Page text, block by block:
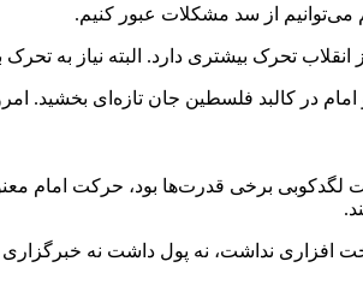
می‌توانیم از سد مشکلات عبور کنیم.
تحرک بیشتری دارد. البته نیاز به تحرک
در کالبد فلسطین جان تازه‌ای بخشید.
برخی قدرت‌ها بود، حرکت امام
افزاری نداشت، نه پول داشت نه